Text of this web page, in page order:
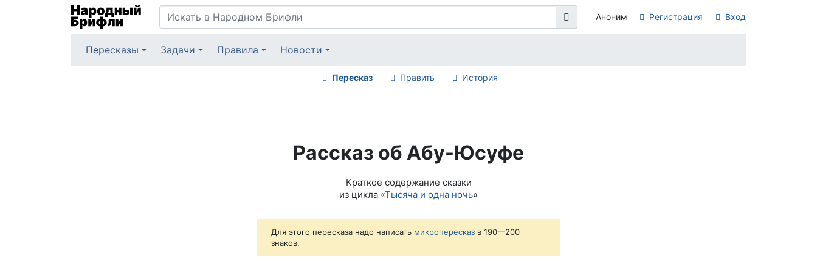
Аноним Регистрация Вход
Пересказы Задачи Правила Новости
Пересказ Править История
Рассказ об Абу-Юсуфе
Краткое содержание сказки
из цикла «Тысяча и одна ночь»
Для этого пересказа надо написать микропересказ в 190—200
знаков.